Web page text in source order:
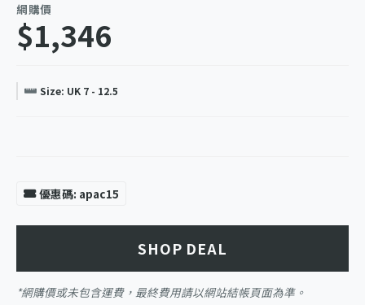
網購價
$1,346
Size: UK 7 - 12.5
優惠碼: apac15
SHOP DEAL
*網購價或未包含運費，最終費用請以網站結帳頁面為準。